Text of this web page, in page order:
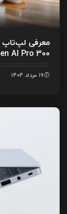
AI Pro 300
19 مرداد 1404